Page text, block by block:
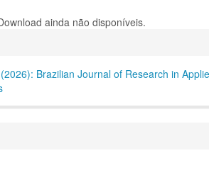
ainda não disponíveis.
Brazilian Journal of Research in